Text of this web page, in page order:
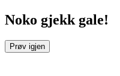
Noko gjekk gale!
Prøv igjen